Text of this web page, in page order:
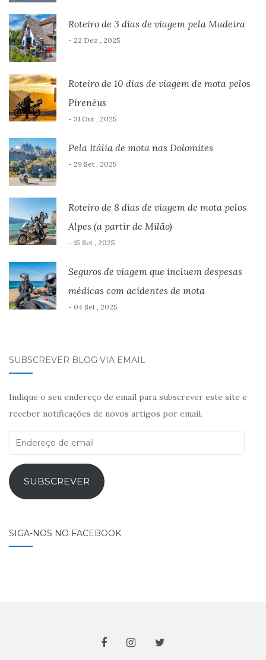
Roteiro de 3 dias de viagem pela Madeira
- 22 Dez , 2025
Roteiro de 10 dias de viagem de mota pelos
Pirenéus
- 31 Out , 2025
Pela Itália de mota nas Dolomites
- 29 Set , 2025
Roteiro de 8 dias de viagem de mota pelos
Alpes (a partir de Milão)
- 15 Set , 2025
Seguros de viagem que incluem despesas
médicas com acidentes de mota
- 04 Set , 2025
SUBSCREVER BLOG VIA EMAIL
Indique o seu endereço de email para subscrever este site e
receber notificações de novos artigos por email.
Endereço
email
SUBSCREVER
SIGA-NOS NO FACEBOOK